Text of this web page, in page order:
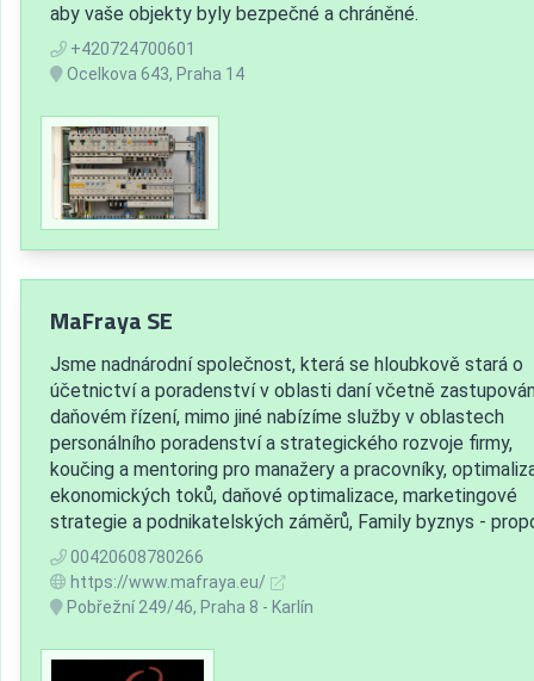
aby vaše objekty byly bezpečné a chráněné.
+420724700601
Ocelkova 643, Praha 14
MaFraya SE
Jsme nadnárodní společnost, která se hloubkově stará o
účetnictví a poradenství v oblasti daní včetně
daňovém řízení, mimo jiné nabízíme služby v oblastech
personálního poradenství a strategického rozvoje firmy,
koučing a mentoring pro manažery a pracovníky,
ekonomických toků, daňové optimalizace, marketingové
strategie a podnikatelských záměrů, Family byznys -
00420608780266
https://www.mafraya.eu/
Pobřežní 249/46, Praha 8 - Karlín